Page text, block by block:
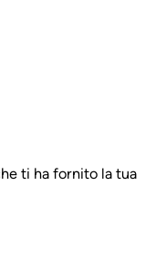
ti ha fornito la tua